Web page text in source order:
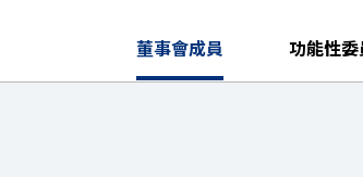
董事會成員 功能性